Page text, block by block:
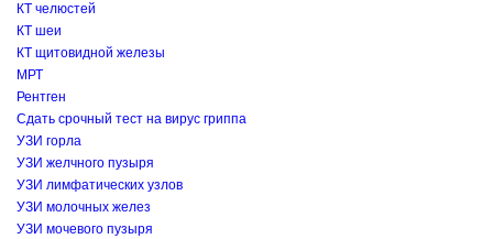
КТ челюстей
КТ шеи
КТ щитовидной железы
МРТ
Рентген
Сдать срочный тест на вирус гриппа
УЗИ горла
УЗИ желчного пузыря
УЗИ лимфатических узлов
УЗИ молочных желез
УЗИ мочевого пузыря